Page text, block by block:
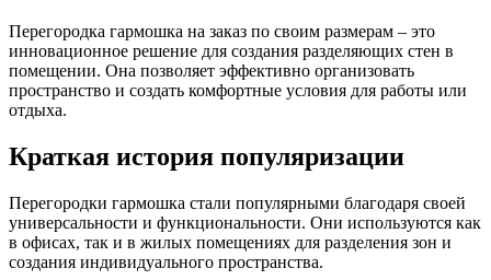
Перегородка гармошка на заказ по своим размерам – это
инновационное решение для создания разделяющих стен в
помещении. Она позволяет эффективно организовать
пространство и создать комфортные условия для работы или
отдыха.
Краткая история популяризации
Перегородки гармошка стали популярными благодаря своей
универсальности и функциональности. Они используются как
в офисах, так и в жилых помещениях для разделения зон и
создания индивидуального пространства.